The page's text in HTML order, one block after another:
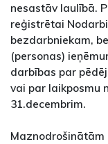
nesastāv laulībā.
reģistrētai
bezdarbniekam,
(personas)
darbības par
vai par laikposmu
31.decembrim.
Maznodrošinātām